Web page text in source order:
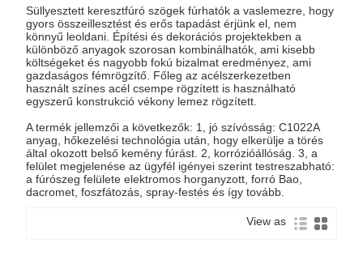
Süllyesztett keresztfúró szögek fúrhatók a vaslemezre, hogy
gyors összeillesztést és erős tapadást érjünk el, nem
könnyű leoldani. Építési és dekorációs projektekben a
különböző anyagok szorosan kombinálhatók, ami kisebb
költségeket és nagyobb fokú bizalmat eredményez, ami
gazdaságos fémrögzítő. Főleg az acélszerkezetben
használt színes acél csempe rögzített is használható
egyszerű konstrukció vékony lemez rögzített.
A termék jellemzői a következők: 1, jó szívósság: C1022A
anyag, hőkezelési technológia után, hogy elkerülje a törés
által okozott belső kemény fúrást. 2, korrózióállóság. 3, a
felület megjelenése az ügyfél igényei szerint testreszabható:
a fúrószeg felülete elektromos horganyzott, forró Bao,
dacromet, foszfátozás, spray-festés és így tovább.
View as